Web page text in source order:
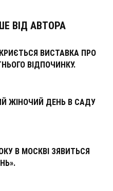
ВІД АВТОРА
ВИСТАВКА ПРО
ВІДПОЧИНКУ.
ЖІНОЧИЙ ДЕНЬ В САДУ
В МОСКВІ ЗЯВИТЬСЯ